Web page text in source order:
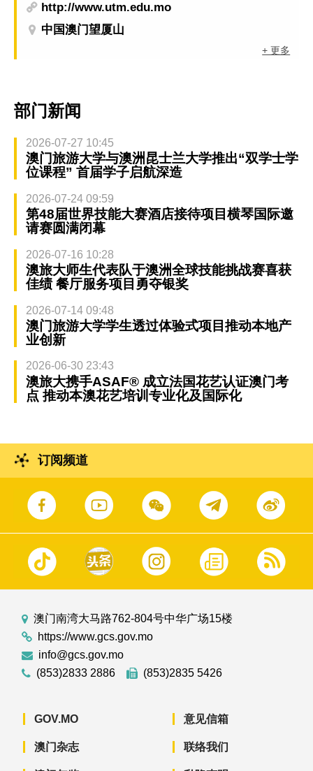
http://www.utm.edu.mo
中国澳门望厦山
+ 更多
部门新闻
2026-07-27 10:45
澳门旅游大学与澳洲昆士兰大学推出“双学士学
位课程” 首届学子启航深造
2026-07-24 09:59
第48届世界技能大赛酒店接待项目横琴国际邀
请赛圆满闭幕
2026-07-16 10:28
澳旅大师生代表队于澳洲全球技能挑战赛喜获
佳绩 餐厅服务项目勇夺银奖
2026-07-14 09:48
澳门旅游大学学生透过体验式项目推动本地产
业创新
2026-06-30 23:43
澳旅大携手ASAF® 成立法国花艺认证澳门考
点 推动本澳花艺培训专业化及国际化
订阅频道
澳门南湾大马路762-804号中华广场15楼
https://www.gcs.gov.mo
info@gcs.gov.mo
(853)2833 2886
(853)2835 5426
GOV.MO
澳门杂志
意见信箱
联络我们